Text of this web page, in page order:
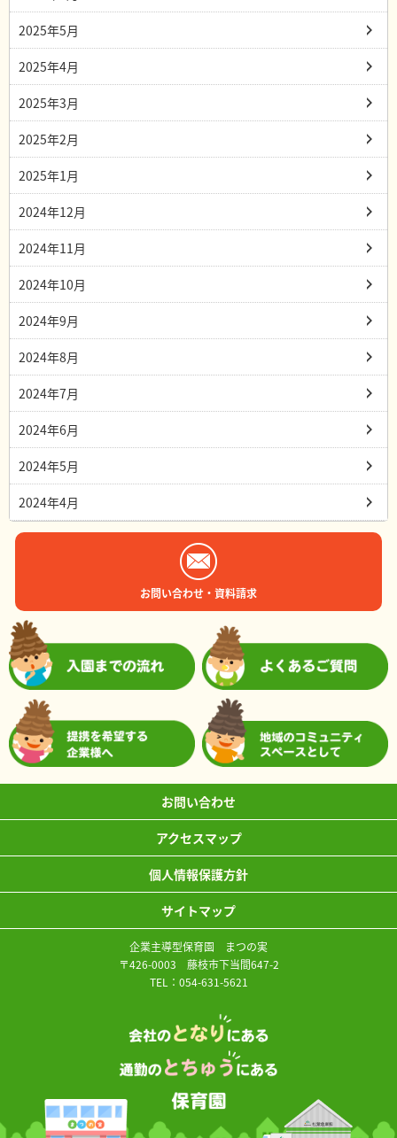
2025年5月
2025年4月
2025年3月
2025年2月
2025年1月
2024年12月
2024年11月
2024年10月
2024年9月
2024年8月
2024年7月
2024年6月
2024年5月
2024年4月
お問い合わせ・資料請求
お問い合わせ
アクセスマップ
個人情報保護方針
サイトマップ
企業主導型保育園 まつの実
〒426-0003 藤枝市下当間647-2
TEL： 054-631-5621